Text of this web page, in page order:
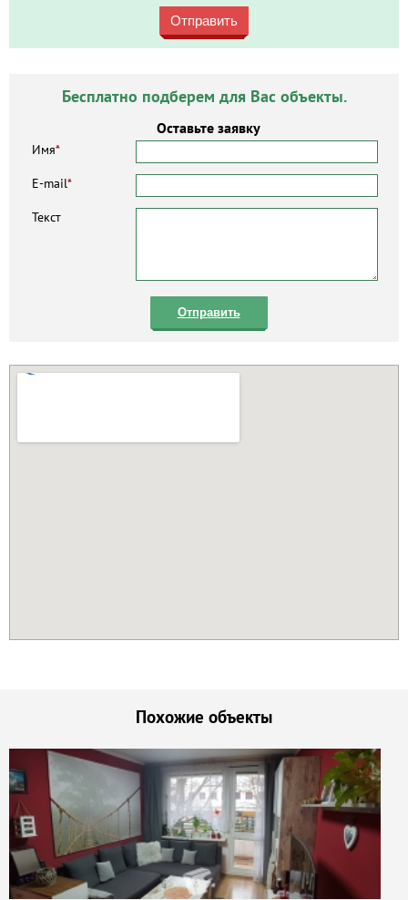
Отправить
Бесплатно подберем для Вас объекты.
Оставьте заявку
Имя*
E-mail*
Текст
Отправить
Похожие объекты